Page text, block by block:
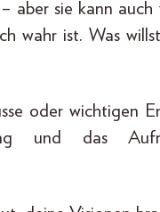
aber sie kann auch
wahr ist. Was
oder wichtigen
und das